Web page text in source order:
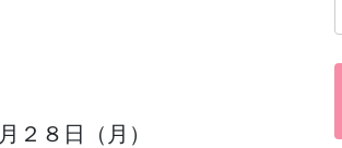
８日（月）